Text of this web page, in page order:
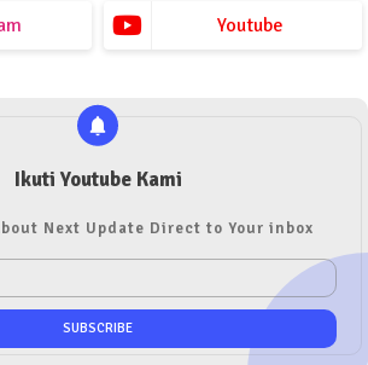
Youtube
Ikuti Youtube Kami
Next Update Direct to Your inbox